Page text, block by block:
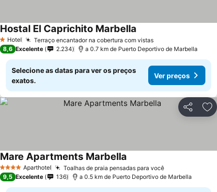
1 Estrelas
Hotel Terraço encantador na cobertura com vistas
Hostal El Caprichito Marbella
8,6 Excelente 2.234 a 0.7 km de Puerto Deportivo de Marbella
Selecione as datas para ver os preços
exatos.
Ver preços
Partilhar
4 EstrelasAparthotel Toalhas de praia pensadas para você
Mare Apartments Marbella
9,5 Excelente 136 a 0.5 km de Puerto Deportivo de Marbella